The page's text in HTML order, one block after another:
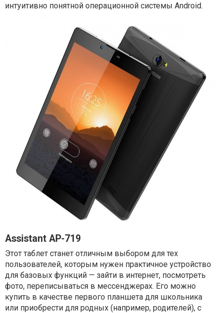
интуитивно понятной операционной системы Android.
Assistant AP-719
Этот таблет станет отличным выбором для тех
пользователей, которым нужен практичное устройство
для базовых функций — зайти в интернет, посмотреть
фото, переписываться в мессенджерах. Его можно
купить в качестве первого планшета для школьника
или приобрести для родных (например, родителей), с